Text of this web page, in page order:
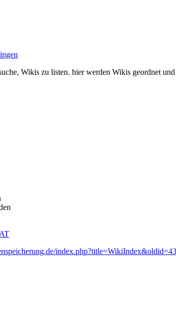
Wikis zu listen. hier werden Wikis geordnet